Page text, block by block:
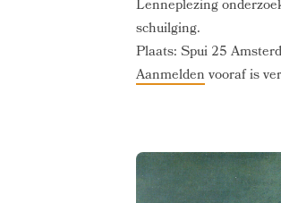
Lenneplezing
schuilging.
Plaats: Spui 25
Aanmeldenvooraf is